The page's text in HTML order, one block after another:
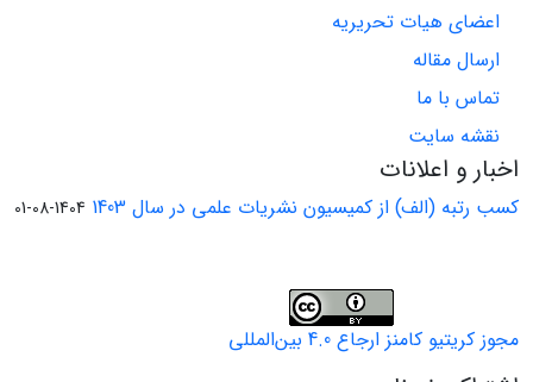
اعضای هیات تحریریه
ارسال مقاله
تماس با ما
نقشه سایت
اخبار و اعلانات
کسب رتبه (الف) از کمیسیون نشریات علمی در سال 1403 1404-08-01
مجوز کریتیو کامنز ارجاع 4.0 بین‌المللی